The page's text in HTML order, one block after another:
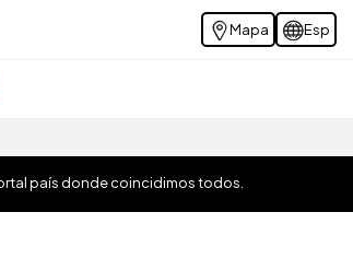
Mapa Esp
país donde coincidimos todos.